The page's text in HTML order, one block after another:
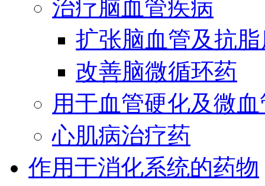
治疗脑血管疾病
扩张脑血管及抗
改善脑微循环药
用于血管硬化及微
心肌病治疗药
作用于消化系统的药物